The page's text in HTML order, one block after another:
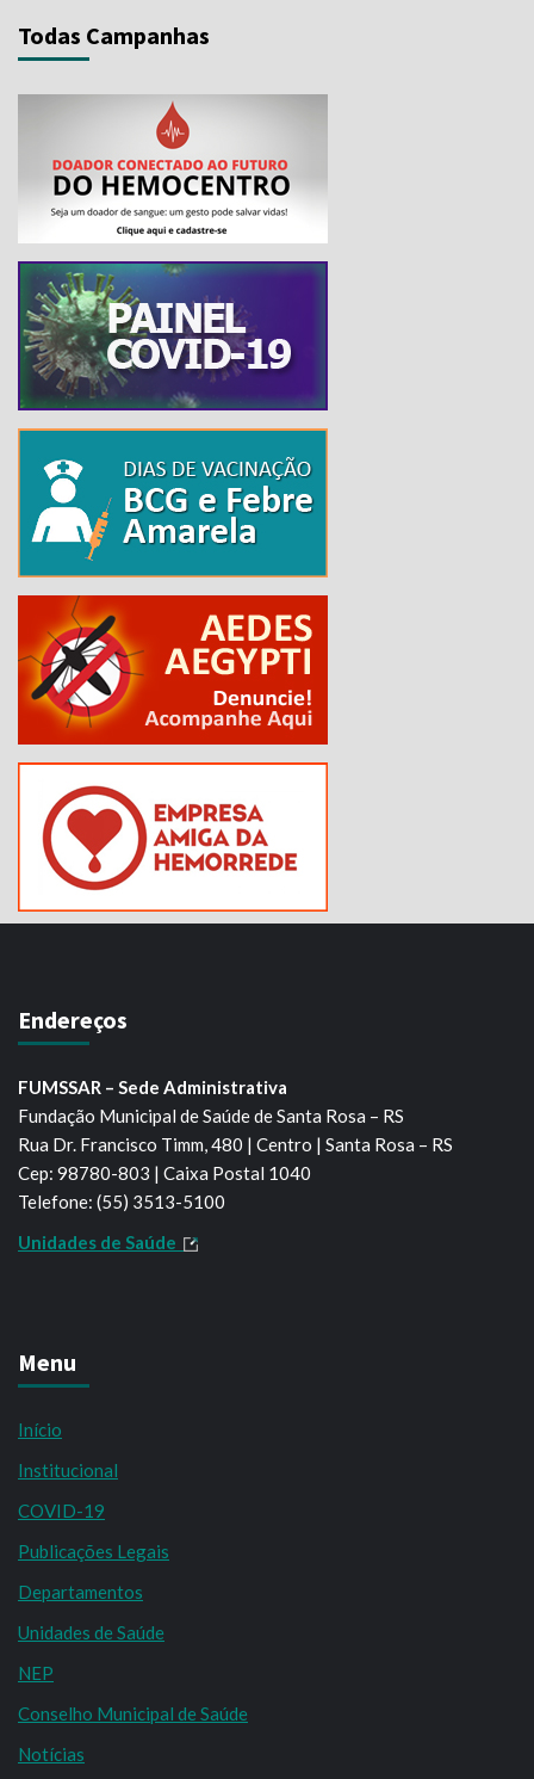
Todas Campanhas
Endereços
FUMSSAR – Sede Administrativa
Fundação Municipal de Saúde de Santa Rosa – RS
Rua Dr. Francisco Timm, 480 | Centro | Santa Rosa – RS
Cep: 98780-803 | Caixa Postal 1040
Telefone: (55) 3513-5100
Unidades de Saúde
Menu
Início
Institucional
COVID-19
Publicações Legais
Departamentos
Unidades de Saúde
NEP
Conselho Municipal de Saúde
Notícias